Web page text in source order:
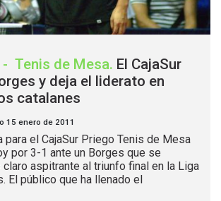
- Tenis de Mesa. El CajaSur
y deja el liderato en
catalanes
15 enero de 2011
para el CajaSur Priego Tenis de Mesa
por 3-1 ante un Borges que se
aspitrante al triunfo final en la Liga
El público que ha llenado el